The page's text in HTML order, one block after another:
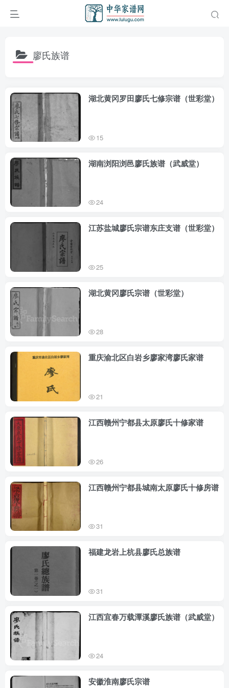
廖氏族谱
湖北黄冈罗田廖氏七修宗谱（世彩堂）
15
湖南浏阳浏邑廖氏族谱（武威堂）
24
江苏盐城廖氏宗谱东庄支谱（世彩堂）
25
湖北黄冈廖氏宗谱（世彩堂）
28
重庆渝北区白岩乡廖家湾廖氏家谱
21
江西赣州宁都县太原廖氏十修家谱
26
江西赣州宁都县城南太原廖氏十修房谱
31
福建龙岩上杭县廖氏总族谱
31
江西宜春万载潭溪廖氏族谱（武威堂）
24
安徽淮南廖氏宗谱